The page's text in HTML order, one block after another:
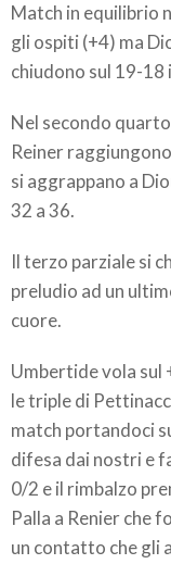
Match in equilibrio
gli ospiti (+4) ma
chiudono sul 19-18
Nel secondo
Reiner
si aggrappano a
32 a 36.
Il terzo parziale si
preludio ad un
cuore.
Umbertide vola sul
le triple di
match portandoci
difesa dai nostri e
0/2 e il rimbalzo
Palla a Renier che
un contatto che gli